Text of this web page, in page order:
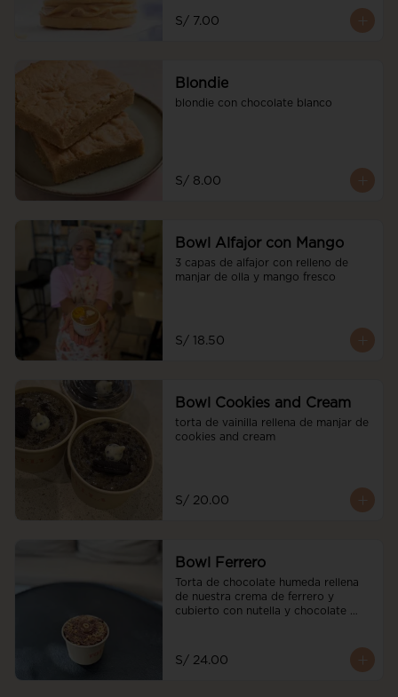
S/ 7.00
Blondie
blondie con chocolate blanco
S/ 8.00
Bowl Alfajor con Mango
3 capas de alfajor con relleno de
manjar de olla y mango fresco
S/ 18.50
Bowl Cookies and Cream
torta de vainilla rellena de manjar de
cookies and cream
S/ 20.00
Bowl Ferrero
Torta de chocolate humeda rellena
de nuestra crema de ferrero y
cubierto con nutella y chocolate
S/ 24.00